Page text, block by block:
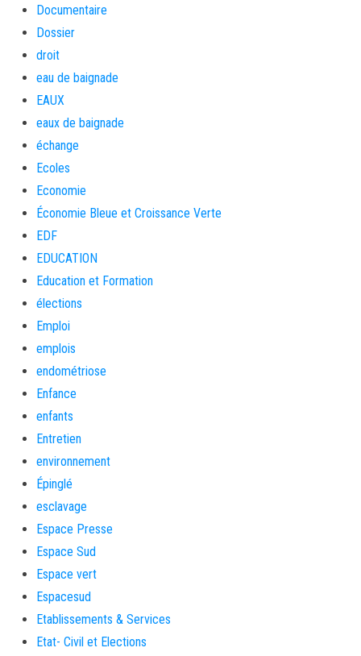
Documentaire
Dossier
droit
eau de baignade
EAUX
eaux de baignade
échange
Ecoles
Economie
Économie Bleue et Croissance Verte
EDF
EDUCATION
Education et Formation
élections
Emploi
emplois
endométriose
Enfance
enfants
Entretien
environnement
Épinglé
esclavage
Espace Presse
Espace Sud
Espace vert
Espacesud
Etablissements & Services
Etat- Civil et Elections